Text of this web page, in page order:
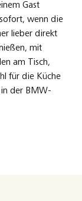
Gast
wenn die
lieber direkt
mit
am Tisch,
für die Küche
der BMW-